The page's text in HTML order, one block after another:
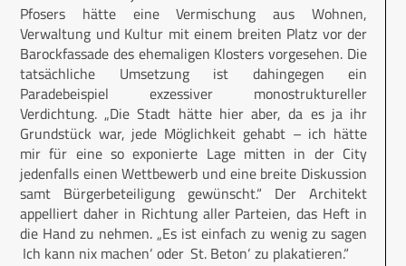
Pfosers hätte eine Vermischung aus Wohnen,
Verwaltung und Kultur mit einem breiten Platz vor der
Barockfassade des ehemaligen Klosters vorgesehen. Die
tatsächliche Umsetzung ist dahingegen ein
Paradebeispiel exzessiver monostruktureller
Verdichtung. „Die Stadt hätte hier aber, da es ja ihr
Grundstück war, jede Möglichkeit gehabt – ich hätte
mir für eine so exponierte Lage mitten in der City
jedenfalls einen Wettbewerb und eine breite Diskussion
samt Bürgerbeteiligung gewünscht.“ Der Architekt
appelliert daher in Richtung aller Parteien, das Heft in
die Hand zu nehmen. „Es ist einfach zu wenig zu sagen
‚Ich kann nix machen‘ oder ‚St. Beton‘ zu plakatieren.“